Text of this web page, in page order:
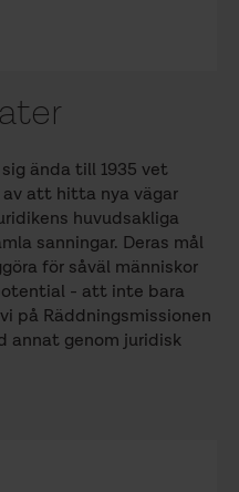
ända till 1935 vet
av att hitta nya vägar
huvudsakliga
sanningar. Deras mål
för såväl människor
- att inte bara
på Räddningsmissionen
annat genom juridisk